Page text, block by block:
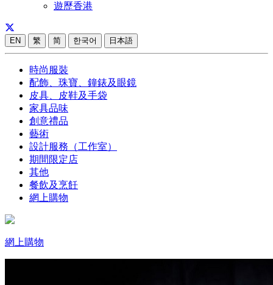
遊歷香港
EN 繁 简 한국어 日本語
時尚服裝
配飾、珠寶、鐘錶及眼鏡
皮具、皮鞋及手袋
家具品味
創意禮品
藝術
設計服務（工作室）
期間限定店
其他
餐飲及烹飪
網上購物
網上購物